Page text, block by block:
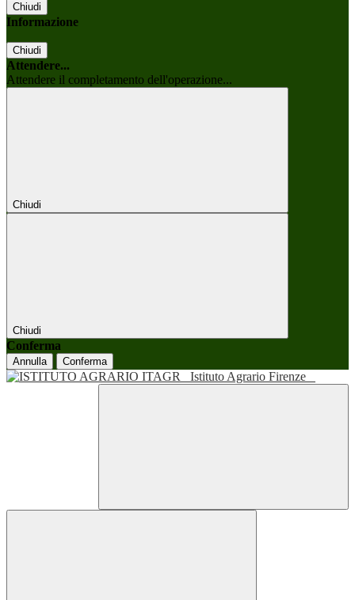
Chiudi
Informazione
Chiudi
Attendere...
Attendere il completamento dell'operazione...
Chiudi
Chiudi
Conferma
Annulla Conferma
Istituto Agrario Firenze